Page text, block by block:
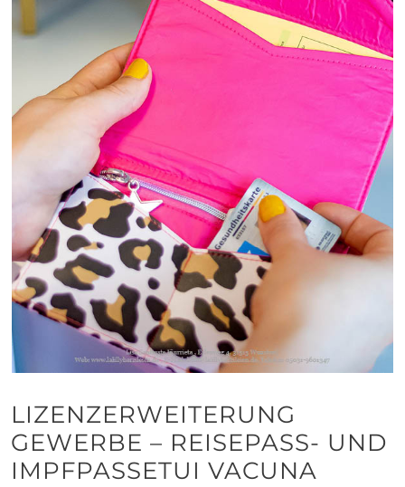
LIZENZERWEITERUNG
GEWERBE – REISEPASS- UND
IMPFPASSETUI VACUNA